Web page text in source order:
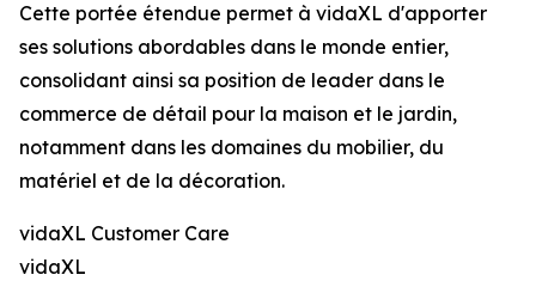
Cette portée étendue permet à vidaXL d'apporter
ses solutions abordables dans le monde entier,
consolidant ainsi sa position de leader dans le
commerce de détail pour la maison et le jardin,
notamment dans les domaines du mobilier, du
matériel et de la décoration.
vidaXL Customer Care
vidaXL